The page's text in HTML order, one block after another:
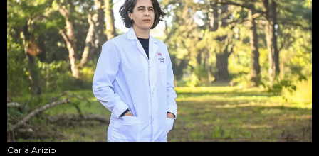
Carla Arizio